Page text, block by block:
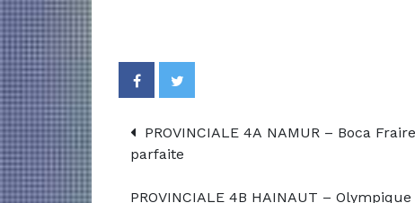
PROVINCIALE 4A NAMUR – Boca
parfaite
PROVINCIALE 4B HAINAUT –